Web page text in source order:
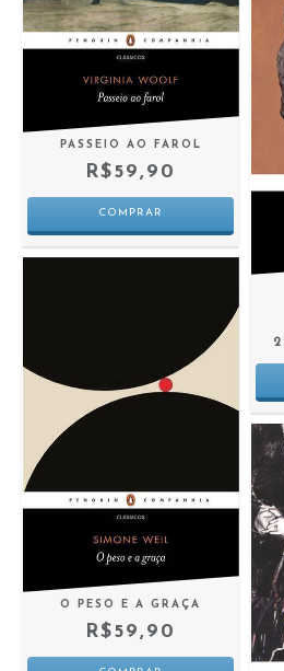
PASSEIO AO FAROL
R$59,90
2
O PESO E A GRAÇA
R$59,90